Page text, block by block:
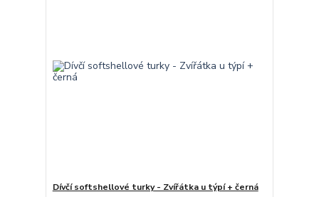
Dívčí softshellové turky - Zvířátka u týpí + černá